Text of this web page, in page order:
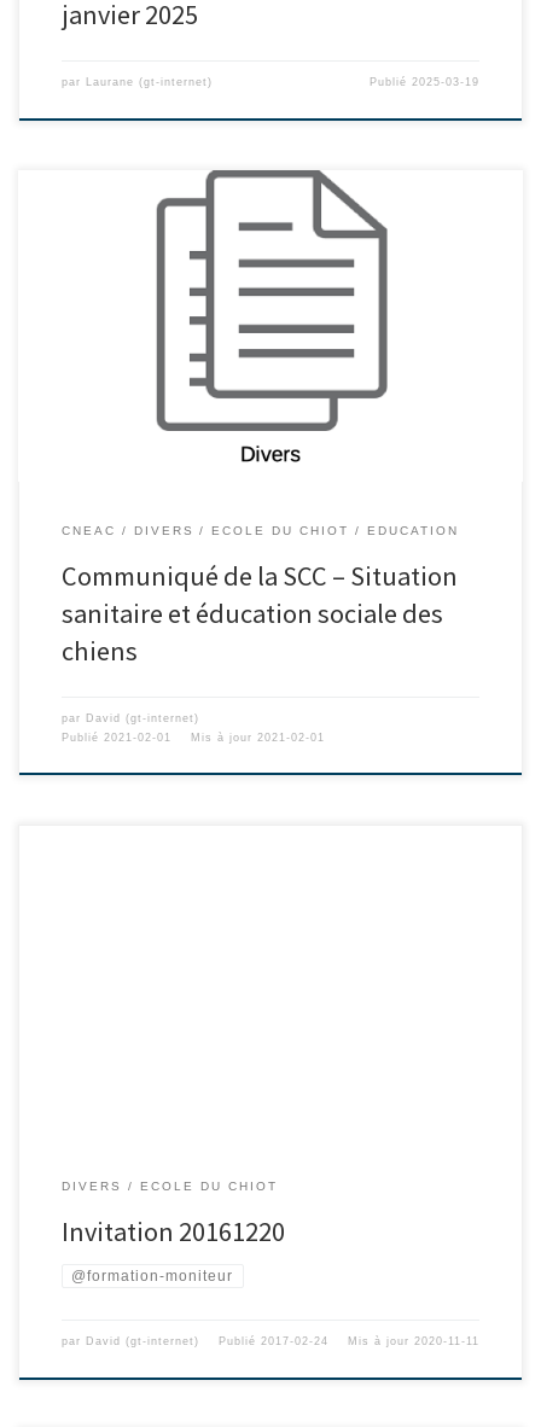
janvier 2025
par Laurane (gt-internet) Publié2025-03-19
CNEAC DIVERS ECOLE DU CHIOT EDUCATION
Communiqué de la SCC – Situation
sanitaire et éducation sociale des
chiens
par David (gt-internet)
Publié 2021-02-01 Mis à jour 2021-02-01
DIVERS ECOLE DU CHIOT
Invitation 20161220
@formation-moniteur
par David (gt-internet) Publié2017-02-24 Mis à jour2020-11-11